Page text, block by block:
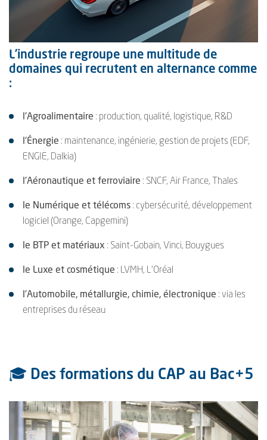
L’industrie regroupe une multitude de
domaines qui recrutent en alternance comme
:
l'Agroalimentaire : production, qualité, logistique, R&D
l'Énergie : maintenance, ingénierie, gestion de projets (EDF,
ENGIE, Dalkia)
l'Aéronautique et ferroviaire : SNCF, Air France, Thales
le Numérique et télécoms : cybersécurité, développement
logiciel (Orange, Capgemini)
le BTP et matériaux : Saint-Gobain, Vinci, Bouygues
le Luxe et cosmétique : LVMH, L’Oréal
l'Automobile, métallurgie, chimie, électronique : via les
entreprises du réseau
🎓 Des formations du CAP au Bac+5